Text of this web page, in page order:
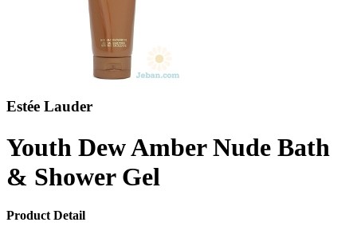
Estée Lauder
Youth Dew Amber Nude Bath
& Shower Gel
Product Detail